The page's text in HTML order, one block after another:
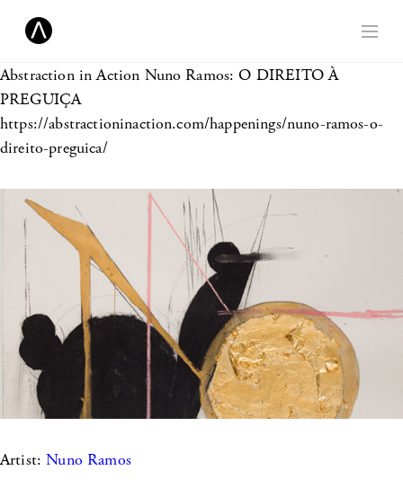
Abstraction in Action Nuno Ramos: O DIREITO À
PREGUIÇA
https://abstractioninaction.com/happenings/nuno-ramos-o-
direito-preguica/
Artist:Nuno Ramos